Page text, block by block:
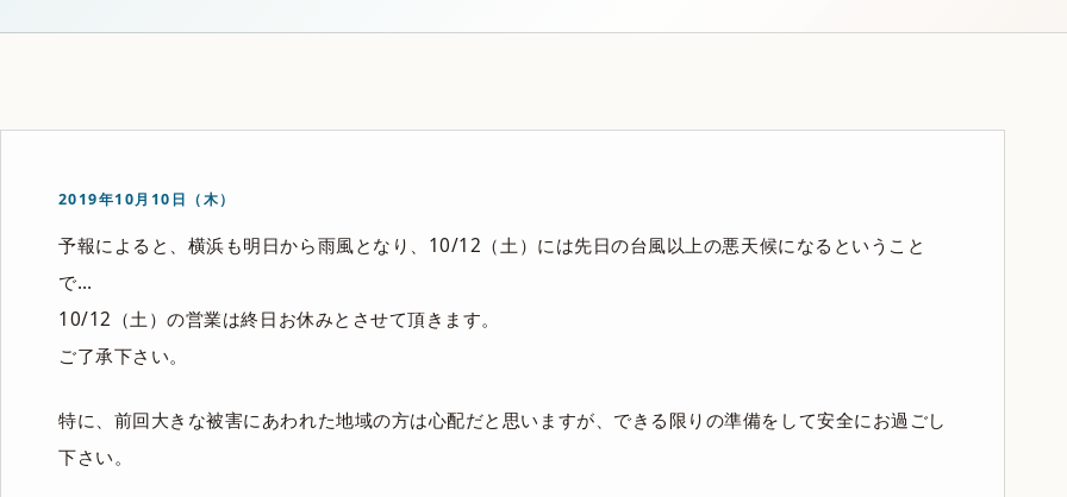
2019年10月10日（木）
予報によると、横浜も明日から雨風となり、10/12（土）には先日の台風以上の悪天候になるということ
で…
10/12（土）の営業は終日お休みとさせて頂きます。
ご了承下さい。
特に、前回大きな被害にあわれた地域の方は心配だと思いますが、できる限りの準備をして安全にお過ごし
下さい。